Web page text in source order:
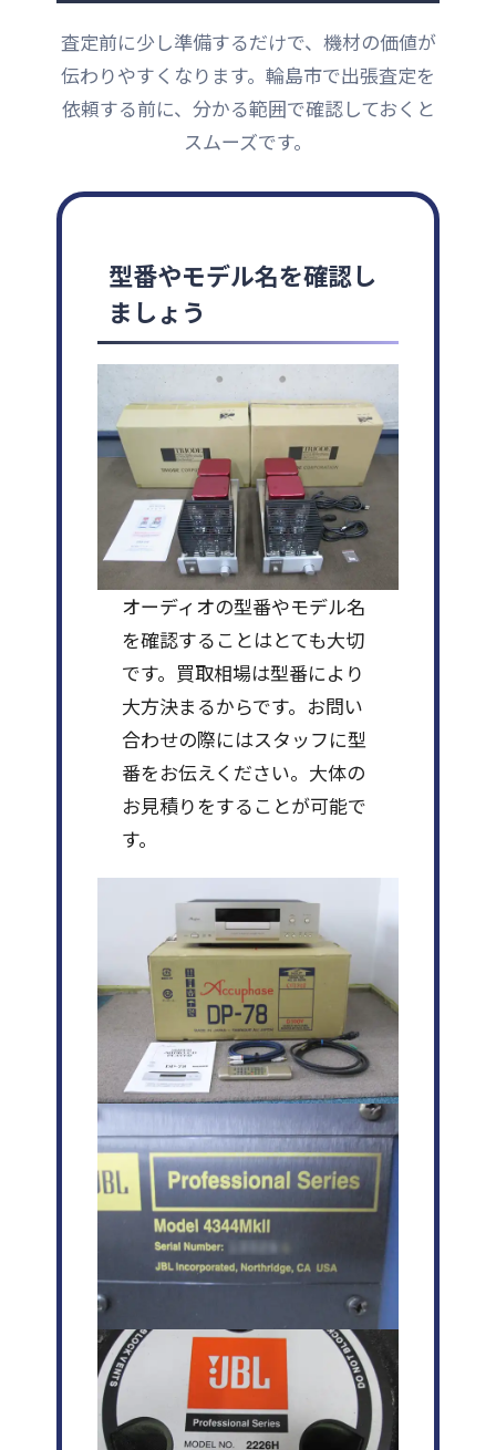
査定前に少し準備するだけで、機材の価値が
伝わりやすくなります。輪島市で出張査定を
依頼する前に、分かる範囲で確認しておくと
スムーズです。
型番やモデル名を確認し
ましょう
オーディオの型番やモデル名
を確認することはとても大切
です。買取相場は型番により
大方決まるからです。お問い
合わせの際にはスタッフに型
番をお伝えください。大体の
お見積りをすることが可能で
す。